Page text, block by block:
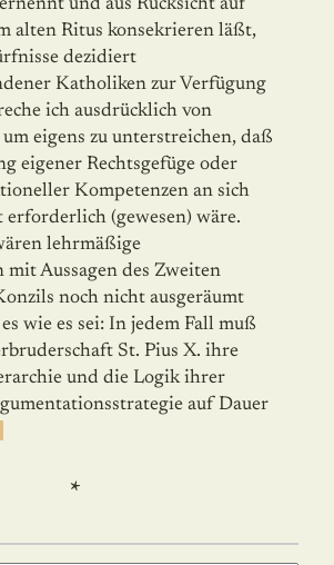
und aus Rücksicht auf
alten Ritus konse­krieren läßt,
dezidiert
Katholiken zur Ver­fügung
ich ausdrücklich von
eigens zu unter­streichen, daß
eigener Rechtsgefüge oder
Kom­petenzen an sich
(gewesen) wäre.
lehrmäßige
mit Aussagen des Zweiten
noch nicht ausgeräumt
wie es sei: In jedem Fall muß
St. Pius X. ihre
und die Logik ihrer
auf Dauer
*